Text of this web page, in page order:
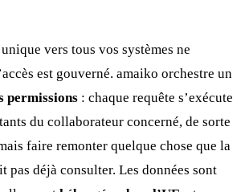
vers tous vos systèmes ne
est gouverné. amaiko orchestre un
permissions : chaque requête s’exécute
du collaborateur concerné, de sorte
faire remonter quelque chose que la
pas déjà consulter. Les données sont